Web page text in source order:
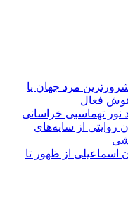
مرد جهان یا
هوش فعال
نور تهماسبی خراسانی
روایتی از سایه‌های
اسماعیلی از ظهور تا